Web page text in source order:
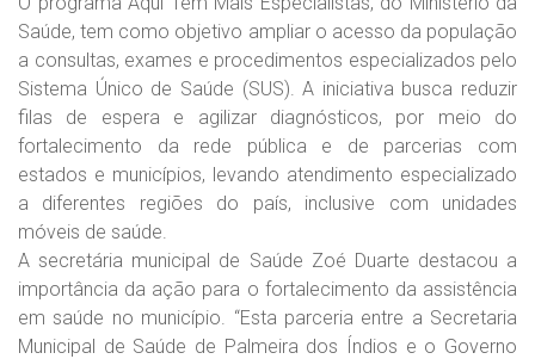
Saúde, tem como objetivo ampliar o acesso da população
a consultas, exames e procedimentos especializados pelo
Sistema Único de Saúde (SUS). A iniciativa busca reduzir
filas de espera e agilizar diagnósticos, por meio do
fortalecimento da rede pública e de parcerias com
estados e municípios, levando atendimento especializado
a diferentes regiões do país, inclusive com unidades
móveis de saúde.
A secretária municipal de Saúde Zoé Duarte destacou a
importância da ação para o fortalecimento da assistência
em saúde no município. “Esta parceria entre a Secretaria
Municipal de Saúde de Palmeira dos Índios e o Governo